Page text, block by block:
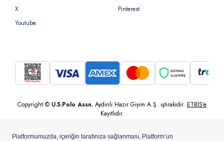
X
Pinterest
Youtube
Copyright © U.S.Polo Assn. Aydınlı Hazır Giyim A.Ş. iştirakidir. ETBİS’e
Kayıtlıdır.